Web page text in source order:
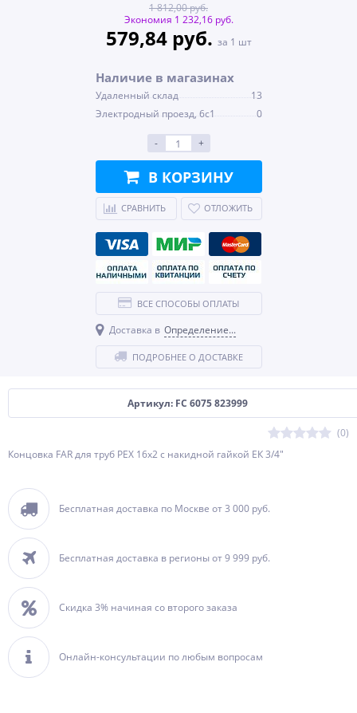
Артикул: FC 6075 823999
(0)
Концовка FAR для труб PEX 16х2 с накидной гайкой ЕК 3/4"
Бесплатная доставка по Москве от 3 000 руб.
Бесплатная доставка в регионы от 9 999 руб.
Скидка 3% начиная со второго заказа
Онлайн-консультации по любым вопросам
1 812,00 руб.
Экономия 1 232,16 руб.
579,84 руб. за 1 шт
Наличие в магазинах
Удаленный склад
13
Электродный проезд, 6с1
0
- +
В КОРЗИНУ
СРАВНИТЬ ОТЛОЖИТЬ
ВСЕ СПОСОБЫ ОПЛАТЫ
Доставка в Определение...
ПОДРОБНЕЕ О ДОСТАВКЕ